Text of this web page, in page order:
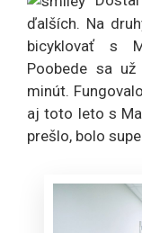
ďalších. Na
bicyklovať s
Poobede sa
minút.
aj toto leto s
prešlo, bolo